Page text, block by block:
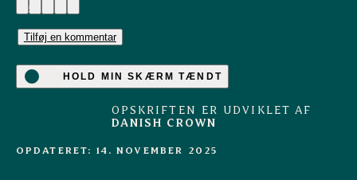
(3)
Tilføj en kommentar
HOLD MIN SKÆRM TÆNDT
OPSKRIFTEN ER UDVIKLET AF
DANISH CROWN
OPDATERET: 14. NOVEMBER 2025